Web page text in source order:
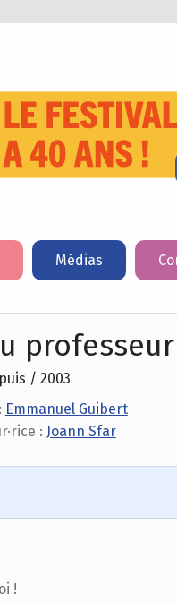
Médias
professeur
/ 2003
Emmanuel Guibert
: Joann Sfar
!